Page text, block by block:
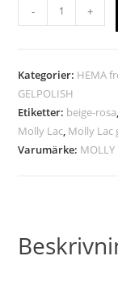
- +
Kategorier: HEMA
GELPOLISH
Etiketter: beige-rosa
Molly Lac Molly Lac
Varumärke: MOLLY